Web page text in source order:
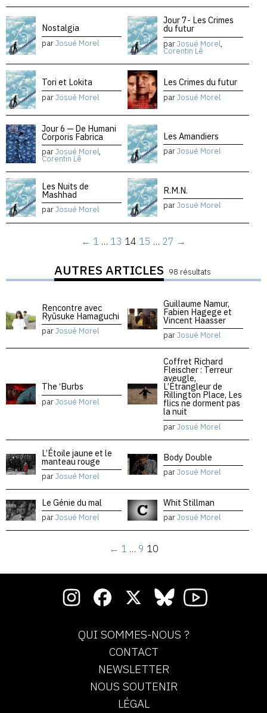
Nostalgia
parJosué Morel
Jour 7- Les Crimes
du futur
parJosué Morel,
Corentin Lê
Tori et Lokita
parJosué Morel
Les Crimes du futur
parJosué Morel
Jour 6 — De Humani
Corporis Fabrica
parJosué Morel,
Corentin Lê
Les Amandiers
parJosué Morel
Les Nuits de
Mashhad
parJosué Morel
R.M.N.
parJosué Morel
← 1 … 13 14 15 … 27 →
AUTRES ARTICLES 98 résultats
Rencontre avec
Ryūsuke Hamaguchi
parJosué Morel
Guillaume Namur,
Fabien Hagege et
Vincent Haasser
parJosué Morel
The ‘Burbs
parJosué Morel
Coffret Richard
Fleischer : Terreur
aveugle,
L’Étrangleur de
Rillington Place, Les
flics ne dorment pas
la nuit
parJosué Morel
L’Étoile jaune et le
manteau rouge
parJosué Morel
Body Double
parJosué Morel
Le Génie du mal
parJosué Morel
Whit Stillman
parJosué Morel
← 1 … 9 10
QUI SOMMES-NOUS ?
CONTACT
NEWSLETTER
NOUS SOUTENIR
LÉGAL